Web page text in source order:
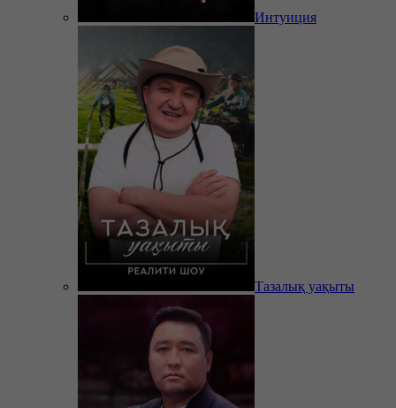
Интуиция
Тазалық уақыты